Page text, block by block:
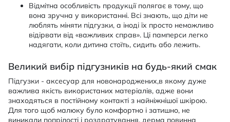
Відмітна особливість продукції полягає в тому, що
вона зручна у використанні. Всі знають, що діти не
люблять міняти підгузки, а іноді їх просто неможливо
відірвати від «важливих справ». Ці памперси легко
надягати, коли дитина стоїть, сидить або лежить.
Великий вибір підгузників на будь-який смак
Підгузки - аксесуар для новонароджених,в якому дуже
важлива якість використаних матеріалів, адже вони
знаходяться в постійному контакті з найніжнішої шкірою.
Для того щоб малюку було комфортно і затишно, не
виникали попрілості і роздратування, дерма повинна